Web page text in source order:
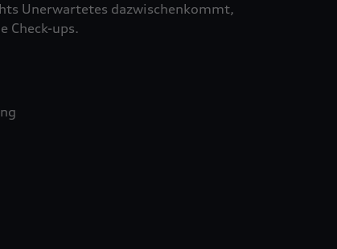
Unerwartetes dazwischenkommt,
Check-ups.